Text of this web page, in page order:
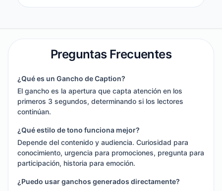
Preguntas Frecuentes
¿Qué es un Gancho de Caption?
El gancho es la apertura que capta atención en los
primeros 3 segundos, determinando si los lectores
continúan.
¿Qué estilo de tono funciona mejor?
Depende del contenido y audiencia. Curiosidad para
conocimiento, urgencia para promociones, pregunta para
participación, historia para emoción.
¿Puedo usar ganchos generados directamente?